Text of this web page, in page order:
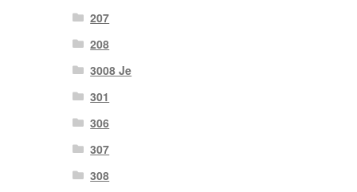
207
208
3008 Je
301
306
307
308